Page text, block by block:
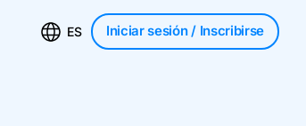
ES Iniciar sesión/ Inscribirse